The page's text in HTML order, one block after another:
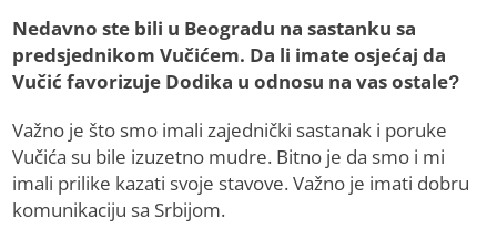
Nedavno ste bili u Beogradu na sastanku sa
predsjednikom Vučićem. Da li imate osjećaj da
Vučić favorizuje Dodika u odnosu na vas ostale?
Važno je što smo imali zajednički sastanak i poruke
Vučića su bile izuzetno mudre. Bitno je da smo i mi
imali prilike kazati svoje stavove. Važno je imati dobru
komunikaciju sa Srbijom.